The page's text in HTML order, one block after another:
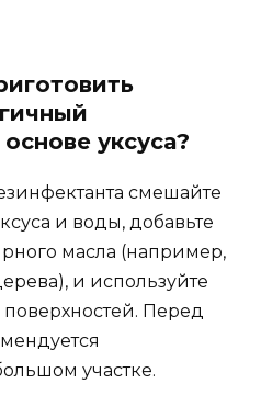
уксуса?
смешайте
и воды, добавьте
масла (например,
и используйте
поверхностей. Перед
участке.